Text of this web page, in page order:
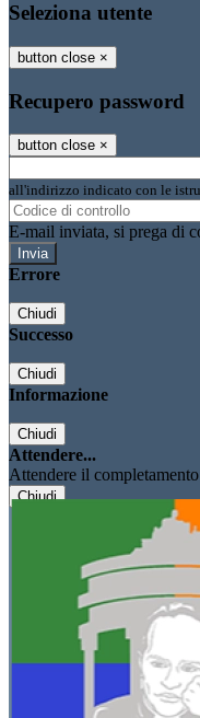
Seleziona utente
button close ×
Recupero password
button close ×
all'indirizzo indicato con le
E-mail inviata, si prega di
Errore
Chiudi
Successo
Chiudi
Informazione
Chiudi
Attendere...
Attendere il
Chiudi